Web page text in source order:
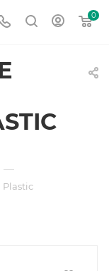
0
—